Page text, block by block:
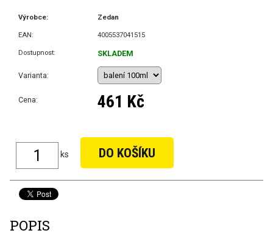
Výrobce: Zedan
EAN: 4005537041515
Dostupnost: SKLADEM
Varianta:
Cena: 461 Kč
ks
POPIS